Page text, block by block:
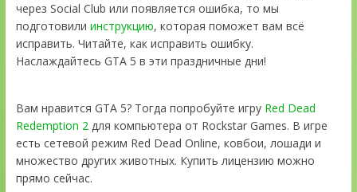
через Social Club или появляется ошибка, то мы
подготовили инструкцию, которая поможет вам всё
исправить. Читайте, как исправить ошибку.
Наслаждайтесь GTA 5 в эти праздничные дни!
Вам нравится GTA 5? Тогда попробуйте игру Red Dead
Redemption 2для компьютера от Rockstar Games. В игре
есть сетевой режим Red Dead Online, ковбои, лошади и
множество других животных. Купить лицензию можно
прямо сейчас.